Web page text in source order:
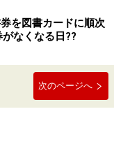
を図書カードに順次
なくなる日??
次のページへ